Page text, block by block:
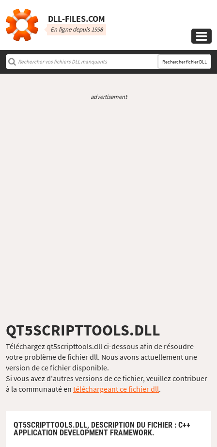
DLL‑FILES.COM
En ligne depuis 1998

Rechercher fichier DLL
advertisement
QT5SCRIPTTOOLS.DLL
Téléchargez qt5scripttools.dll ci-dessous afin de résoudre
votre problème de fichier dll. Nous avons actuellement une
version de ce fichier disponible.
Si vous avez d'autres versions de ce fichier, veuillez contribuer
à la communauté en téléchargeant ce fichier dll.
QT5SCRIPTTOOLS.DLL, DESCRIPTION DU FICHIER : C++
APPLICATION DEVELOPMENT FRAMEWORK.